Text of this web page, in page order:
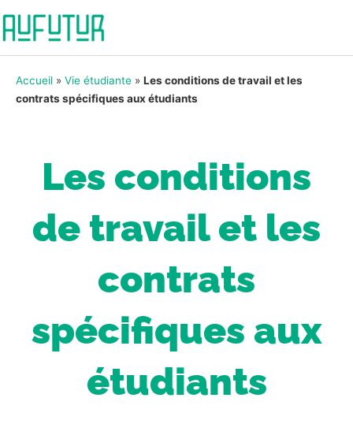
Accueil » Vie étudiante » Les conditions de travail et les
contrats spécifiques aux étudiants
Les conditions
de travail et les
contrats
spécifiques aux
étudiants